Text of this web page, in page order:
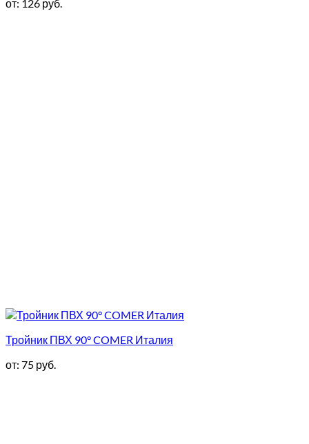
от: 126 руб.
Тройник ПВХ 90° COMER Италия
от: 75 руб.